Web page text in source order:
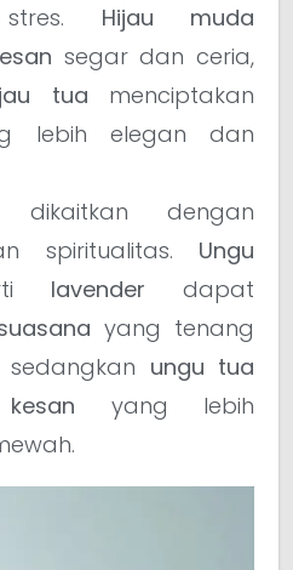
stres. Hijau muda
segar dan ceria,
tua menciptakan
lebih elegan dan
dikaitkan dengan
spiritualitas. Ungu
lavender dapat
yang tenang
ungu tua
kesan yang lebih